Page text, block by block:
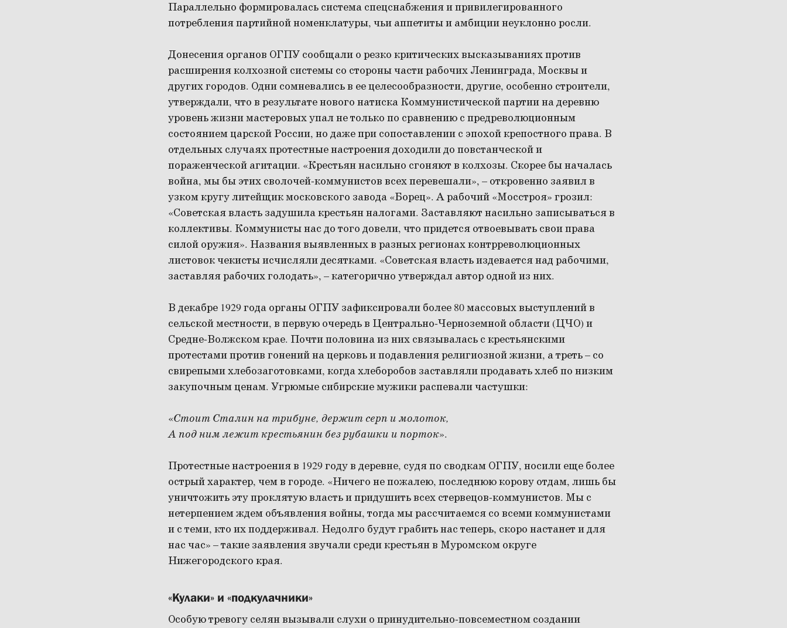
Параллельно формировалась система спецснабжения и привилегированного
потребления партийной номенклатуры, чьи аппетиты и амбиции неуклонно росли.
Донесения органов ОГПУ сообщали о резко критических высказываниях против
расширения колхозной системы со стороны части рабочих Ленинграда, Москвы и
других городов. Одни сомневались в ее целесообразности, другие, особенно строители,
утверждали, что в результате нового натиска Коммунистической партии на деревню
уровень жизни мастеровых упал не только по сравнению с предреволюционным
состоянием царской России, но даже при сопоставлении с эпохой крепостного права. В
отдельных случаях протестные настроения доходили до повстанческой и
пораженческой агитации. «Крестьян насильно сгоняют в колхозы. Скорее бы началась
война, мы бы этих сволочей-коммунистов всех перевешали», – откровенно заявил в
узком кругу литейщик московского завода «Борец». А рабочий «Мосстроя» грозил:
«Советская власть задушила крестьян налогами. Заставляют насильно записываться в
коллективы. Коммунисты нас до того довели, что придется отвоевывать свои права
силой оружия». Названия выявленных в разных регионах контрреволюционных
листовок чекисты исчисляли десятками. «Советская власть издевается над рабочими,
заставляя рабочих голодать», – категорично утверждал автор одной из них.
В декабре 1929 года органы ОГПУ зафиксировали более 80 массовых выступлений в
сельской местности, в первую очередь в Центрально-Черноземной области (ЦЧО) и
Средне-Волжском крае. Почти половина из них связывалась с крестьянскими
протестами против гонений на церковь и подавления религиозной жизни, а треть – со
свирепыми хлебозаготовками, когда хлеборобов заставляли продавать хлеб по низким
закупочным ценам. Угрюмые сибирские мужики распевали частушки:
«Стоит Сталин на трибуне, держит серп и молоток,
А под ним лежит крестьянин без рубашки и порток».
Протестные настроения в 1929 году в деревне, судя по сводкам ОГПУ, носили еще более
острый характер, чем в городе. «Ничего не пожалею, последнюю корову отдам, лишь бы
уничтожить эту проклятую власть и придушить всех стервецов-коммунистов. Мы с
нетерпением ждем объявления войны, тогда мы рассчитаемся со всеми коммунистами
и с теми, кто их поддерживал. Недолго будут грабить нас теперь, скоро настанет и для
нас час» – такие заявления звучали среди крестьян в Муромском округе
Нижегородского края.
«Кулаки» и «подкулачники»
Особую тревогу селян вызывали слухи о принудительно-повсеместном создании